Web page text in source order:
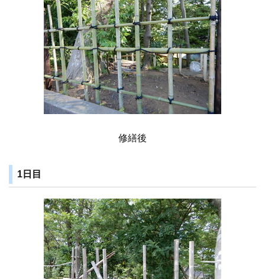
修繕後
1日目